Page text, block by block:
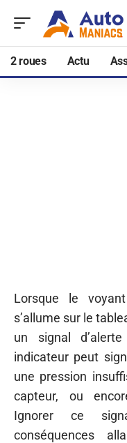
2 roues Actu
Lorsque le
s’allume sur le
un signal
indicateur peut
une pression
capteur, ou
Ignorer ce
conséquences